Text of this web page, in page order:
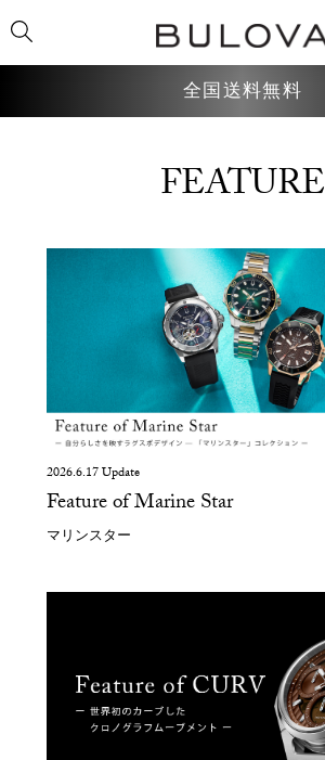
全国送料無料
FEATURE
2026.6.17 Update
Feature of Marine Star
マリンスター